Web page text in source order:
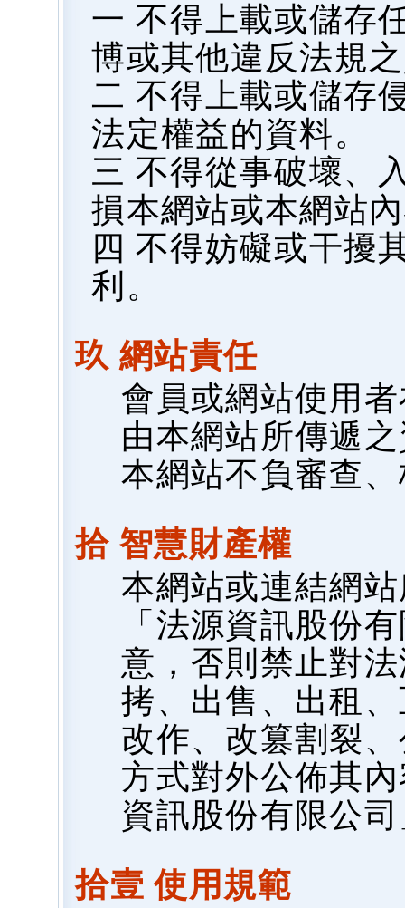
一 不得上載或儲存
博或其他違反法規
二 不得上載或儲存
法定權益的資料。
三 不得從事破壞、
損本網站或本網站
四 不得妨礙或干擾
利。
玖 網站責任
會員或網站使用
由本網站所傳遞
本網站不負審查
拾 智慧財產權
本網站或連結網
「法源資訊股份
意，否則禁止對
拷、出售、出租
改作、改篡割裂
方式對外公佈其
資訊股份有限公
拾壹 使用規範